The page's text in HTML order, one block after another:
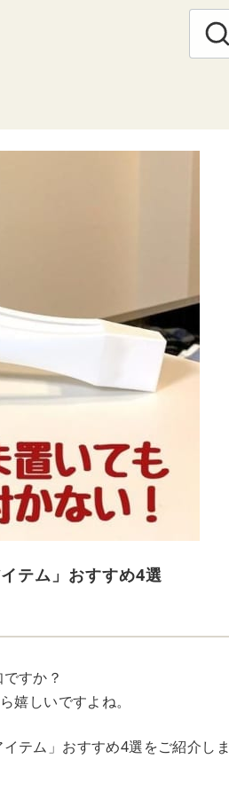
テム」おすすめ4選
すか？
嬉しいですよね。
テム」おすすめ4選をご紹介しま